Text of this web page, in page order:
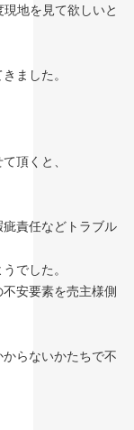
地を見て欲しいと
ました。
頂くと、
責任などトラブル
でした。
安要素を売主様側
らないかたちで不